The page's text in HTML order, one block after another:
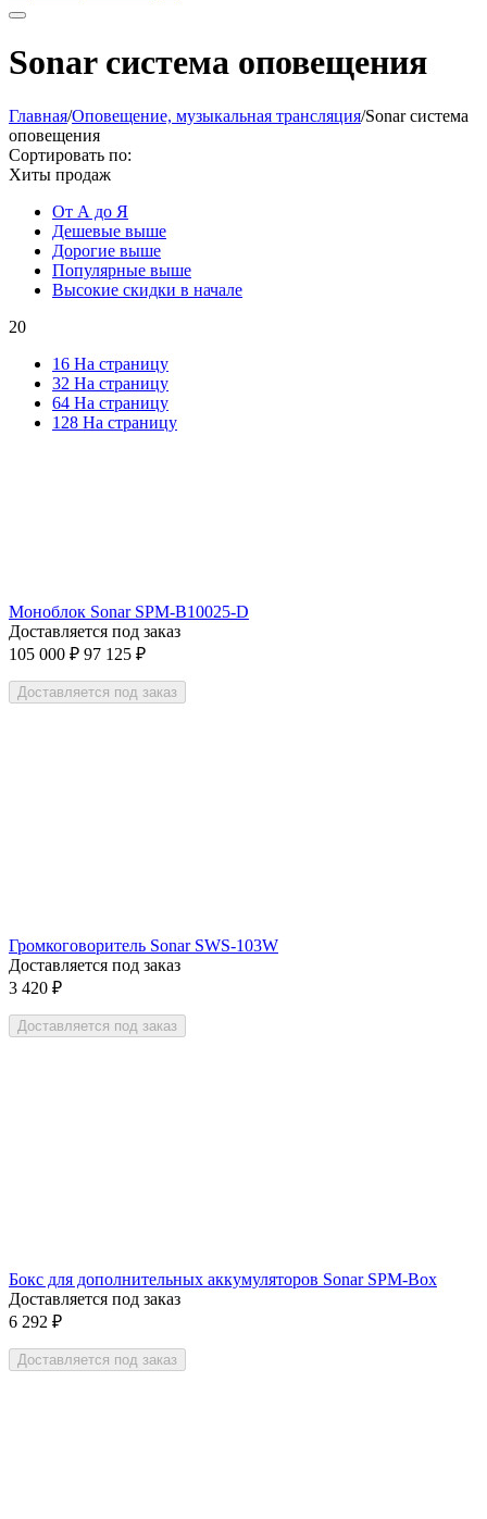
Sonar система оповещения
Главная/Оповещение, музыкальная трансляция/Sonar система
оповещения
Сортировать по:
Хиты продаж
От А до Я
Дешевые выше
Дорогие выше
Популярные выше
Высокие скидки в начале
20
16 На страницу
32 На страницу
64 На страницу
128 На страницу
Моноблок Sonar SPM-B10025-D
Доставляется под заказ
105 000 ₽ 97 125 ₽
Доставляется под заказ
Громкоговоритель Sonar SWS-103W
Доставляется под заказ
3 420 ₽
Доставляется под заказ
Бокс для дополнительных аккумуляторов Sonar SPM-Box
Доставляется под заказ
6 292 ₽
Доставляется под заказ